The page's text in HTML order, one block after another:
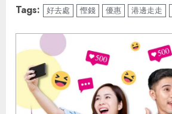
Tags: 好去處 慳錢 優惠 港邊走走